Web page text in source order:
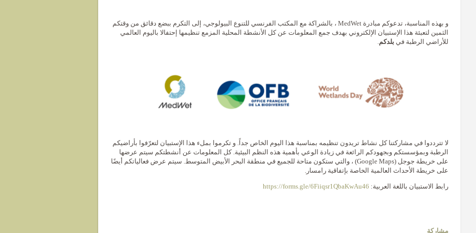
و بهذه المناسبة، تدعوكم مبادرة MedWet ، بالشراكة مع المكتب الفرنسي للتنوع البيولوجي، إلى التكرم ببضع دقائق من وقتكم
الثمين لتعبئة هذا الإستبيان الإلكتروني بهدف جمع المعلومات عن كل الأنشطة المحلية المزمع تنظيمها إحتفالا باليوم العالمي
للأراضي الرطبة في بلدكم.
لا تترددوا في مشاركتنا كل نشاط تريدون تنظيمه بمناسبة هذا اليوم الخاص جداً. و تكرموا بملء هذا الإستبيان لتعرّفوا بأراضيكم
الرطبة وبمؤسستكم وبجهودكم الرائعة في زيادة الوعي بأهمية هذه النظم البيئية. كل المعلومات عن أنشطتكم سيتم عرضها
على خريطة جوجل (Google Maps) ، والتي ستكون متاحة للجميع في منطقة البحر الأبيض المتوسط. سيتم عرض فعالياتكم أيضًا
على خريطة الأحداث العالمية الخاصة بإتفاقية رامسار.
رابط الاستبيان باللغة العربية: https://forms.gle/6Fiiqsr1QbaKwAu46
مشاركة